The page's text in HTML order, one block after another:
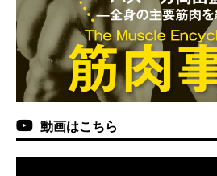
動画はこちら